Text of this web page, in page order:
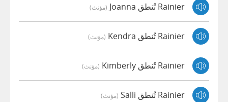
Rainier تُنطق Joanna (مؤنث)
Rainier تُنطق Kendra (مؤنث)
Rainier تُنطق Kimberly (مؤنث)
Rainier تُنطق Salli (مؤنث)